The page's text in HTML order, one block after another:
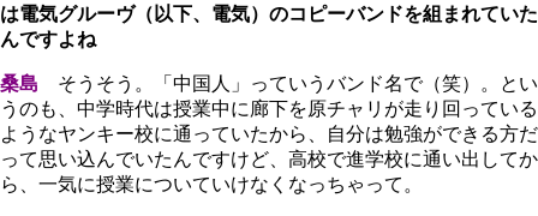
は電気グルーヴ（以下、電気）のコピーバンドを組まれていた
んですよね
桑島 そうそう。「中国人」っていうバンド名で（笑）。とい
うのも、中学時代は授業中に廊下を原チャリが走り回っている
ようなヤンキー校に通っていたから、自分は勉強ができる方だ
って思い込んでいたんですけど、高校で進学校に通い出してか
ら、一気に授業についていけなくなっちゃって。